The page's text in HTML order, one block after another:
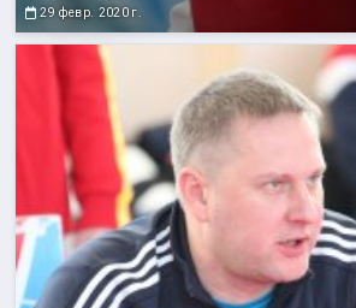
29 февр. 2020 г.